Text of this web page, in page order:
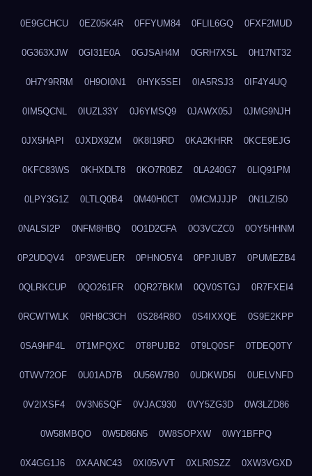
0E9GCHCU 0EZ05K4R 0FFYUM84 0FLIL6GQ 0FXF2MUD
0G363XJW 0GI31E0A 0GJSAH4M 0GRH7XSL 0H17NT32
0H7Y9RRM 0H9OI0N1 0HYK5SEI 0IA5RSJ3 0IF4Y4UQ
0IM5QCNL 0IUZL33Y 0J6YMSQ9 0JAWX05J 0JMG9NJH
0JX5HAPI 0JXDX9ZM 0K8I19RD 0KA2KHRR 0KCE9EJG
0KFC83WS 0KHXDLT8 0KO7R0BZ 0LA240G7 0LIQ91PM
0LPY3G1Z 0LTLQ0B4 0M40H0CT 0MCMJJJP 0N1LZI50
0NALSI2P 0NFM8HBQ 0O1D2CFA 0O3VCZC0 0OY5HHNM
0P2UDQV4 0P3WEUER 0PHNO5Y4 0PPJIUB7 0PUMEZB4
0QLRKCUP 0QO261FR 0QR27BKM 0QV0STGJ 0R7FXEI4
0RCWTWLK 0RH9C3CH 0S284R8O 0S4IXXQE 0S9E2KPP
0SA9HP4L 0T1MPQXC 0T8PUJB2 0T9LQ0SF 0TDEQ0TY
0TWV72OF 0U01AD7B 0U56W7B0 0UDKWD5I 0UELVNFD
0V2IXSF4 0V3N6SQF 0VJAC930 0VY5ZG3D 0W3LZD86
0W58MBQO 0W5D86N5 0W8SOPXW 0WY1BFPQ
0X4GG1J6 0XAANC43 0XI05VVT 0XLR0SZZ 0XW3VGXD